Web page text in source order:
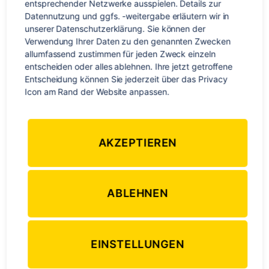
Mmmmh, war das lecker! Herz, Lammherz – gefüllt! 🙂 Tja
bin ich wohl vollkommen desensibilisiert. Generell geht es
uns hier auf der Campbell-Farm kulinarisch sehr gut – viel
fast so runde Bäuchlein, wie die […]
entsprechender Netzwerke ausspielen. Details zur
Datennutzung und ggfs. -weitergabe erläutern wir in
unserer Datenschutzerklärung. Sie können der
Verwendung Ihrer Daten zu den genannten Zwecken
allumfassend zustimmen für jeden Zweck einzeln
entscheiden oder alles ablehnen. Ihre jetzt getroffene
Entscheidung können Sie jederzeit über das Privacy
Icon am Rand der Website anpassen.
AKZEPTIEREN
ABLEHNEN
EINSTELLUNGEN